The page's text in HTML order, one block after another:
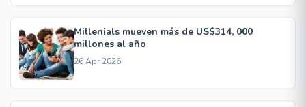
Millenials mueven más de US$314, 000
millones al año
26 Apr 2026